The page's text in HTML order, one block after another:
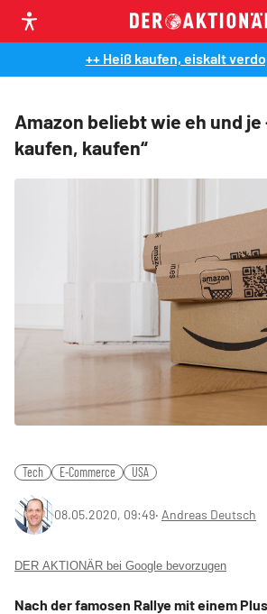
++ Heiß kaufen, eiskalt
Amazon beliebt wie eh und je
kaufen, kaufen“
Tech E-Commerce USA
08.05.2020, 09:49‧ Andreas Deutsch
DER AKTIONÄR bei Google bevorzugen
Nach der famosen Rallye mit einem